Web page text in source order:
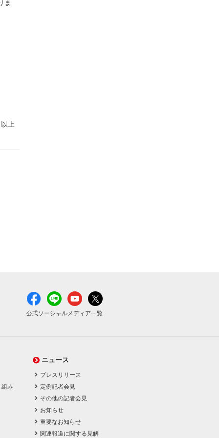
ま
以上
公式ソーシャルメディア一覧
組み
ニュース
プレスリリース
定例記者会見
その他の記者会見
お知らせ
重要なお知らせ
関連報道に関する見解